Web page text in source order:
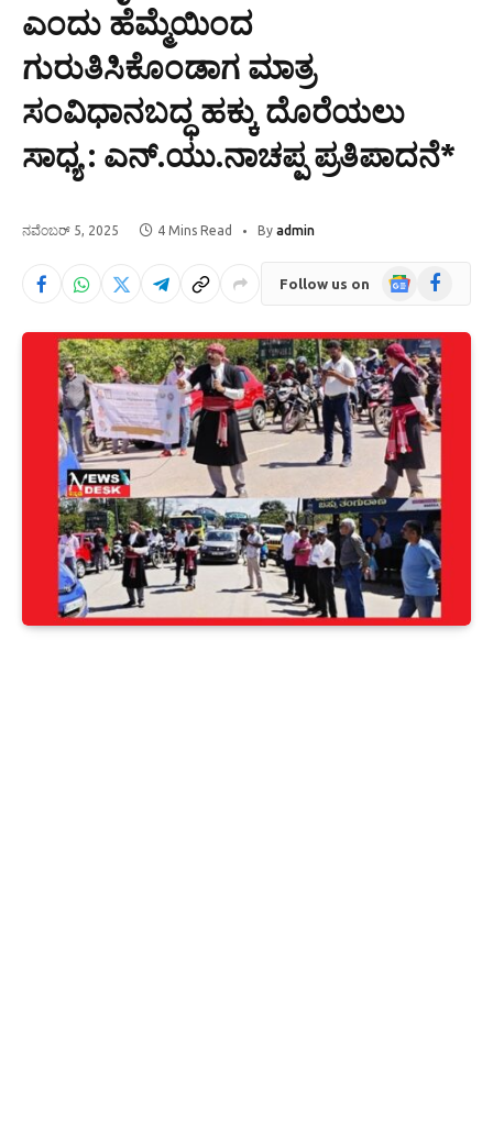
ಎಂದು ಹೆಮ್ಮೆಯಿಂದ
ಗುರುತಿಸಿಕೊಂಡಾಗ ಮಾತ್ರ
ಸಂವಿಧಾನಬದ್ಧ ಹಕ್ಕು ದೊರೆಯಲು
ಸಾಧ್ಯ : ಎನ್.ಯು.ನಾಚಪ್ಪ ಪ್ರತಿಪಾದನೆ*
ನವೆಂಬರ್ 5, 2025 4 Mins Read By admin
Follow us on
GoogleFacebook